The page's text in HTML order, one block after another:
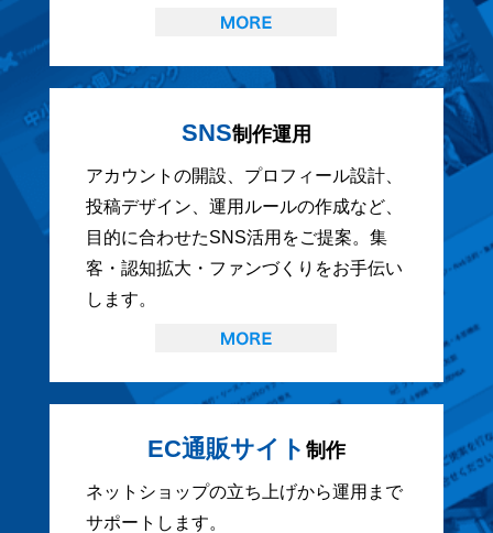
SNS制作運用
アカウントの開設、プロフィール設計、
投稿デザイン、運用ルールの作成など、
目的に合わせたSNS活用をご提案。集
客・認知拡大・ファンづくりをお手伝い
します。
EC通販サイト 制作
ネットショップの立ち上げから運用まで
サポートします。